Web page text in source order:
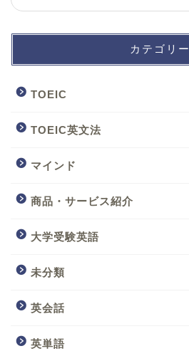
カテゴリー
TOEIC
TOEIC英文法
マインド
商品・サービス紹介
大学受験英語
未分類
英会話
英単語